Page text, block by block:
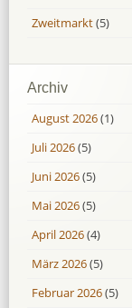
Zweitmarkt(5)
Archiv
August 2026(1)
Juli 2026(5)
Juni 2026(5)
Mai 2026(5)
April 2026(4)
März 2026(5)
Februar 2026(5)